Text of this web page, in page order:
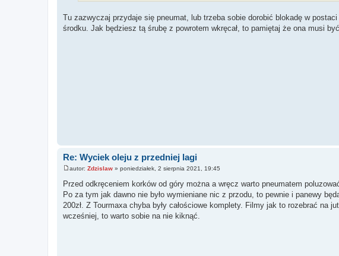
Tu zazwyczaj przydaje się pneumat, lub trzeba sobie dorobić blokadę w
środku. Jak będziesz tą śrubę z powrotem wkręcał, to pamiętaj że ona musi
Re: Wyciek oleju z przedniej lagi
s
t
autor: Zdzislaw » poniedziałek, 2 sierpnia 2021, 19:45
Przed odkręceniem korków od góry można a wręcz warto pneumatem
Po za tym jak dawno nie było wymieniane nic z przodu, to pewnie i panewy
200zł. Z Tourmaxa chyba były całościowe komplety. Filmy jak to rozebrać na
wcześniej, to warto sobie na nie kiknąć.